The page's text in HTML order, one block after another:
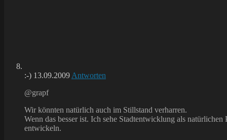
:-) 13.09.2009 Antworten
@grapf
Wir könnten natürlich auch im Stillstand verharren.
Wenn das besser ist. Ich sehe Stadtentwicklung als
entwickeln.